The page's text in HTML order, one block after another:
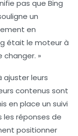
pas que Bing
un
en
était le moteur à
changer. »
ajuster leurs
contenus sont
en place un suivi
réponses de
positionner